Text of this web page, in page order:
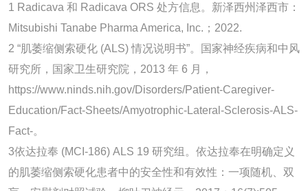
1 Radicava 和 Radicava ORS 处方信息。新泽西州泽西市：
Mitsubishi Tanabe Pharma America, Inc.；2022.
2 “肌萎缩侧索硬化 (ALS) 情况说明书”。国家神经疾病和中风
研究所，国家卫生研究院，2013 年 6 月，
https://www.ninds.nih.gov/Disorders/Patient-Caregiver-
Education/Fact-Sheets/Amyotrophic-Lateral-Sclerosis-ALS-
Fact-。
3依达拉奉 (MCI-186) ALS 19 研究组。依达拉奉在明确定义
的肌萎缩侧索硬化患者中的安全性和有效性：一项随机、双